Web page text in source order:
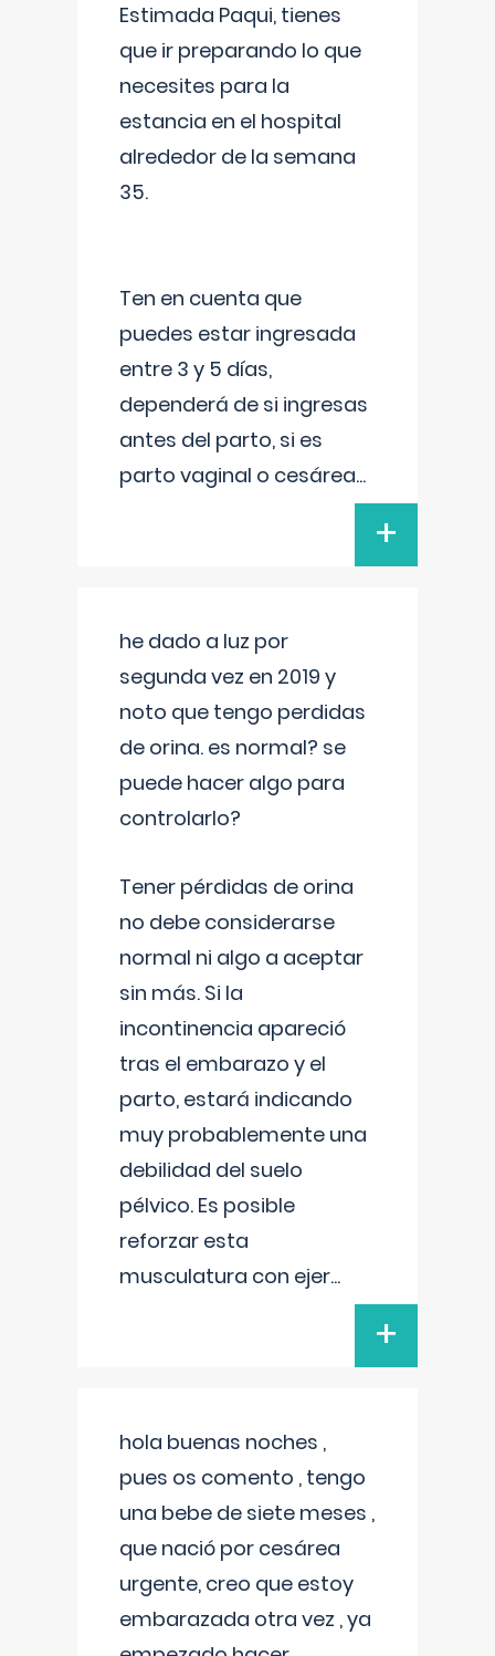
Estimada Paqui, tienes
que ir preparando lo que
necesites para la
estancia en el hospital
alrededor de la semana
35.
Ten en cuenta que
puedes estar ingresada
entre 3 y 5 días,
dependerá de si ingresas
antes del parto, si es
parto vaginal o cesárea...
+
he dado a luz por
segunda vez en 2019 y
noto que tengo perdidas
de orina. es normal? se
puede hacer algo para
controlarlo?
Tener pérdidas de orina
no debe considerarse
normal ni algo a aceptar
sin más. Si la
incontinencia apareció
tras el embarazo y el
parto, estará indicando
muy probablemente una
debilidad del suelo
pélvico. Es posible
reforzar esta
musculatura con ejer...
+
hola buenas noches ,
pues os comento , tengo
una bebe de siete meses ,
que nació por cesárea
urgente, creo que estoy
embarazada otra vez , ya